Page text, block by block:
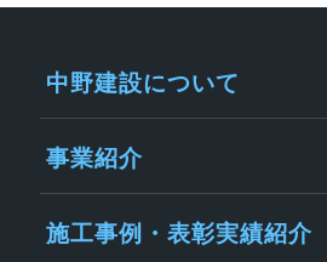
中野建設について
事業紹介
施工事例・表彰実績紹介